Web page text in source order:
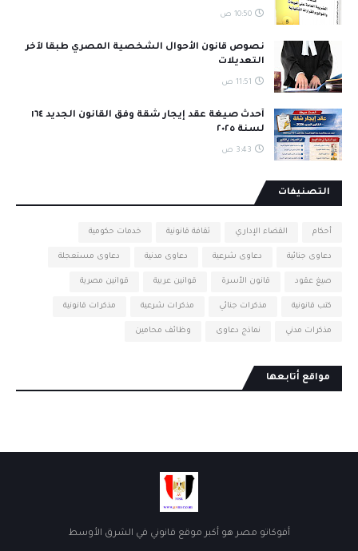
10:50 ص
نصوص قانون الأحوال الشخصية المصري طبقا لآخر
التعديلات
11:51 ص
أحدث صيغة عقد إيجار شقة وفق القانون الجديد ١٦٤
لسنة ٢٠٢٥
3:43 ص
التصنيفات
أحكام القضاء الإداري ثقافة قانونية خدمات حكومية
دعاوى جنائية دعاوى شرعية دعاوى مدنية دعاوى مستعجلة
صيغ عقود قانون الأسرة قوانين عربية قوانين مصرية
كتب قانونية مذكرات جنائي مذكرات شرعية مذكرات قانونية
مذكرات مدني نماذج دعاوى وظائف محامين
مواقع أتابعها
أفوكاتو مصر هو أكبر موقع قانوني في الشرق الأوسط